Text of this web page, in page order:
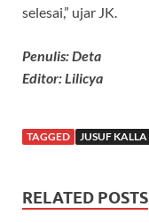
selesai,” ujar JK.
Penulis: Deta
Editor: Lilicya
TAGGED JUSUF KALLA
RELATED POSTS